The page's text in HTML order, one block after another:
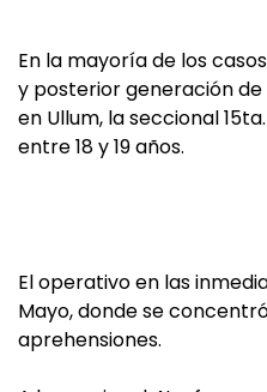
En la mayoría de los
y posterior generación de
en Ullum, la seccional
entre 18 y 19 años.
El operativo en las
Mayo, donde se
aprehensiones.